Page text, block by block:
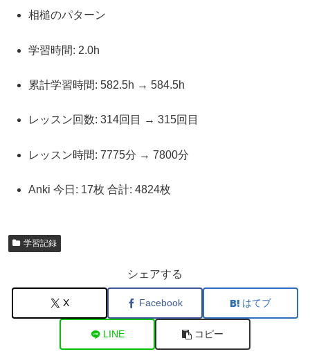
相槌のパターン
学習時間: 2.0h
累計学習時間: 582.5h → 584.5h
レッスン回数: 314回目 → 315回目
レッスン時間: 7775分 → 7800分
Anki 今日: 17枚 合計: 4824枚
学習記録
シェアする
X Facebook はてブ
LINE コピー